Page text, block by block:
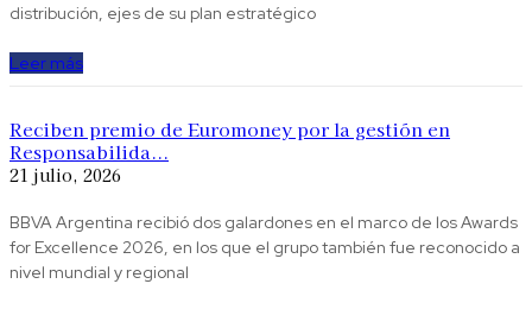
distribución, ejes de su plan estratégico
Leer más
Reciben premio de Euromoney por la gestión en
Responsabilida...
21 julio, 2026
BBVA Argentina recibió dos galardones en el marco de los Awards
for Excellence 2026, en los que el grupo también fue reconocido a
nivel mundial y regional